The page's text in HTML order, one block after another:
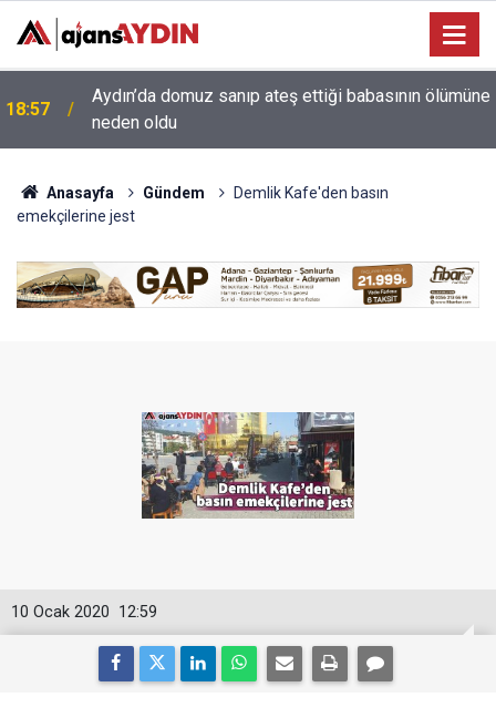
18:13 Yeni Parti'nin Aydın kurucu yönetimi belli oldu
Anasayfa Gündem
Demlik Kafe'den basın
emekçilerine jest
12:59
10 Ocak 2020